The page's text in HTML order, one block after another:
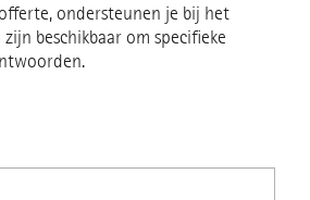
ondersteunen je bij het
beschikbaar om specifieke